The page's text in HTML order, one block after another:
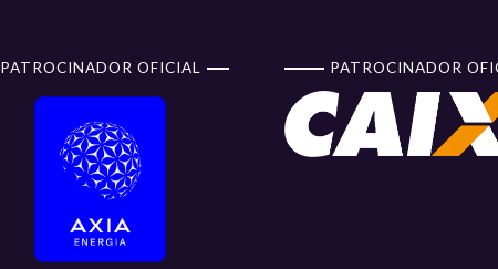
PATROCINADOR OFICIAL PATROCINADOR